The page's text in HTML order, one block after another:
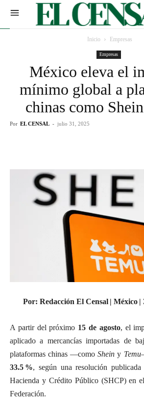
Inicio Empresas
Empresas
México eleva el
mínimo global a
chinas como
Por EL CENSAL - julio 31, 2025
Por: Redacción El Censal | México |
A partir del próximo 15 de agosto, el
aplicado a mercancías importadas de
plataformas chinas —comoShein y Temu
33.5 %, según una resolución
Hacienda y Crédito Público (SHCP) en
Federación.